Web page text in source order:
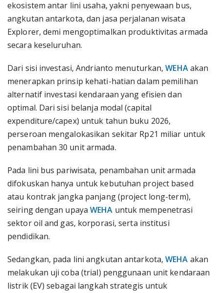
ekosistem antar lini usaha, yakni penyewaan bus,
angkutan antarkota, dan jasa perjalanan wisata
Explorer, demi mengoptimalkan produktivitas armada
secara keseluruhan.
Dari sisi investasi, Andrianto menuturkan,WEHAakan
menerapkan prinsip kehati-hatian dalam pemilihan
alternatif investasi kendaraan yang efisien dan
optimal. Dari sisi belanja modal (capital
expenditure/capex) untuk tahun buku 2026,
perseroan mengalokasikan sekitar Rp21 miliar untuk
penambahan 30 unit armada.
Pada lini bus pariwisata, penambahan unit armada
difokuskan hanya untuk kebutuhan project based
atau kontrak jangka panjang (project long-term),
seiring dengan upayaWEHA untuk mempenetrasi
sektor oil and gas, korporasi, serta institusi
pendidikan.
Sedangkan, pada lini angkutan antarkota,WEHA akan
melakukan uji coba (trial) penggunaan unit kendaraan
listrik (EV) sebagai langkah strategis untuk